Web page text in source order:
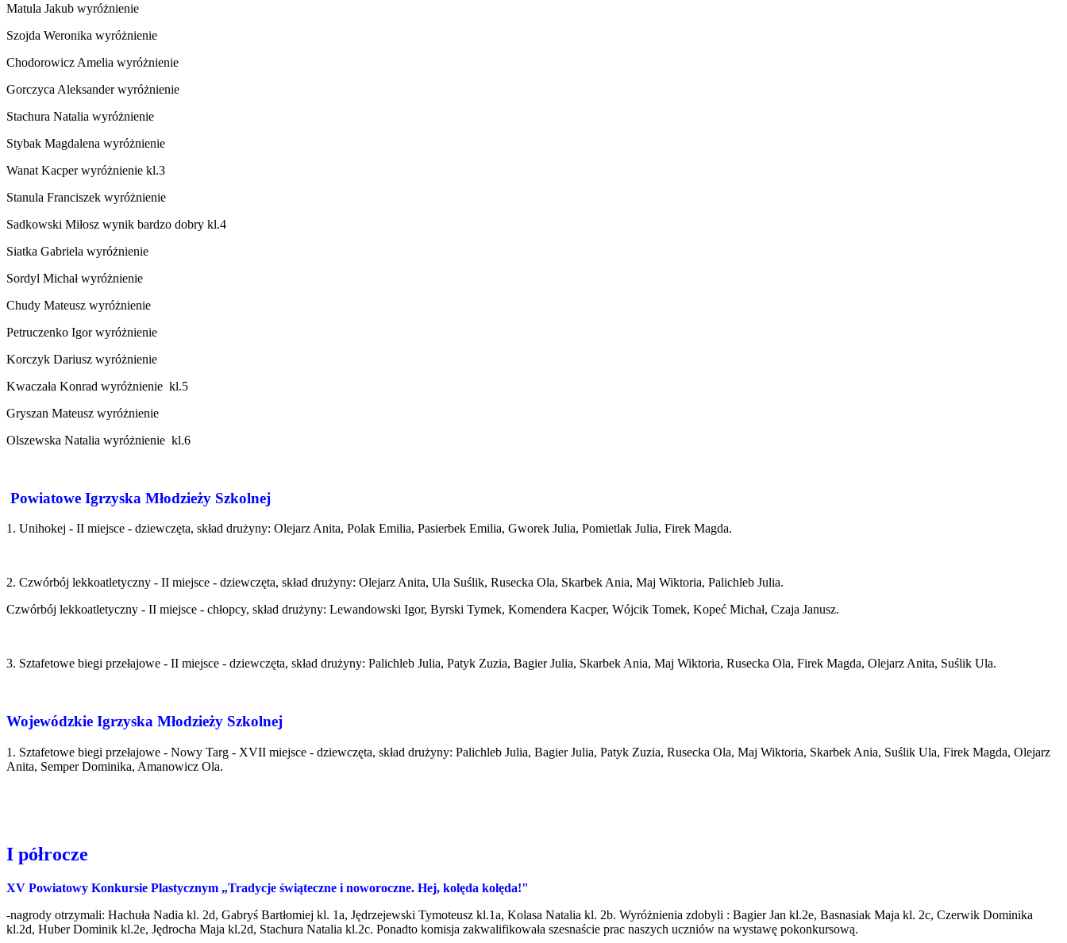
Matula Jakub wyróżnienie
Szojda Weronika wyróżnienie
Chodorowicz Amelia wyróżnienie
Gorczyca Aleksander wyróżnienie
Stachura Natalia wyróżnienie
Stybak Magdalena wyróżnienie
Wanat Kacper wyróżnienie kl.3
Stanula Franciszek wyróżnienie
Sadkowski Miłosz wynik bardzo dobry kl.4
Siatka Gabriela wyróżnienie
Sordyl Michał wyróżnienie
Chudy Mateusz wyróżnienie
Petruczenko Igor wyróżnienie
Korczyk Dariusz wyróżnienie
Kwaczała Konrad wyróżnienie kl.5
Gryszan Mateusz wyróżnienie
Olszewska Natalia wyróżnienie kl.6
Powiatowe Igrzyska Młodzieży Szkolnej
1. Unihokej - II miejsce - dziewczęta, skład drużyny: Olejarz Anita, Polak Emilia, Pasierbek Emilia, Gworek Julia, Pomietlak Julia, Firek Magda.
2. Czwórbój lekkoatletyczny - II miejsce - dziewczęta, skład drużyny: Olejarz Anita, Ula Suślik, Rusecka Ola, Skarbek Ania, Maj Wiktoria, Palichleb Julia.
Czwórbój lekkoatletyczny - II miejsce - chłopcy, skład drużyny: Lewandowski Igor, Byrski Tymek, Komendera Kacper, Wójcik Tomek, Kopeć Michał, Czaja Janusz.
3. Sztafetowe biegi przełajowe - II miejsce - dziewczęta, skład drużyny: Palichleb Julia, Patyk Zuzia, Bagier Julia, Skarbek Ania, Maj Wiktoria, Rusecka Ola, Firek Magda, Olejarz Anita, Suślik Ula.
Wojewódzkie Igrzyska Młodzieży Szkolnej
1. Sztafetowe biegi przełajowe - Nowy Targ - XVII miejsce - dziewczęta, skład drużyny: Palichleb Julia, Bagier Julia, Patyk Zuzia, Rusecka Ola, Maj Wiktoria, Skarbek Ania, Suślik Ula, Firek Magda, Olejarz
Anita, Semper Dominika, Amanowicz Ola.
I półrocze
XV Powiatowy Konkursie Plastycznym „Tradycje świąteczne i noworoczne. Hej, kolęda kolęda!"
-nagrody otrzymali: Hachuła Nadia kl. 2d, Gabryś Bartłomiej kl. 1a, Jędrzejewski Tymoteusz kl.1a, Kolasa Natalia kl. 2b. Wyróżnienia zdobyli : Bagier Jan kl.2e, Basnasiak Maja kl. 2c, Czerwik Dominika
kl.2d, Huber Dominik kl.2e, Jędrocha Maja kl.2d, Stachura Natalia kl.2c. Ponadto komisja zakwalifikowała szesnaście prac naszych uczniów na wystawę pokonkursową.